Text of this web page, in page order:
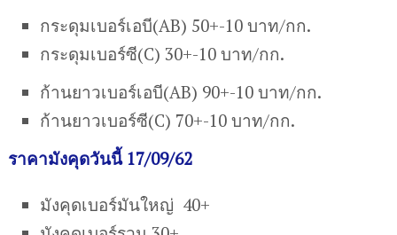
กระดุมเบอร์เอบี(AB) 50+-10 บาท/กก.
กระดุมเบอร์ซี(C) 30+-10 บาท/กก.
ก้านยาวเบอร์เอบี(AB) 90+-10 บาท/กก.
ก้านยาวเบอร์ซี(C) 70+-10 บาท/กก.
ราคามังคุดวันนี้ 17/09/62
มังคุดเบอร์มันใหญ่ 40+